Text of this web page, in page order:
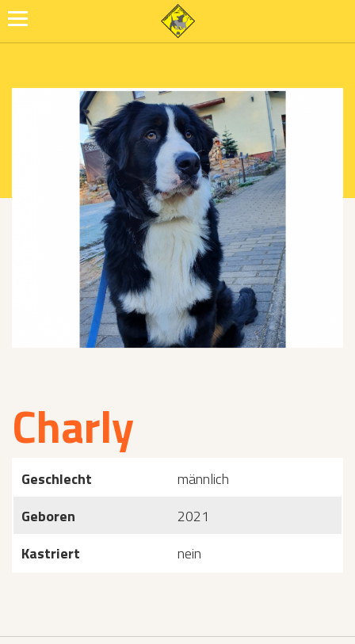
Charly
Geschlecht
männlich
Geboren
2021
Kastriert
nein